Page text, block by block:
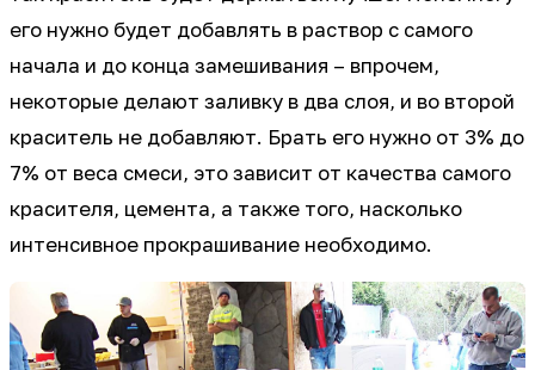
его нужно будет добавлять в раствор с самого
начала и до конца замешивания – впрочем,
некоторые делают заливку в два слоя, и во второй
краситель не добавляют. Брать его нужно от 3% до
7% от веса смеси, это зависит от качества самого
красителя, цемента, а также того, насколько
интенсивное прокрашивание необходимо.